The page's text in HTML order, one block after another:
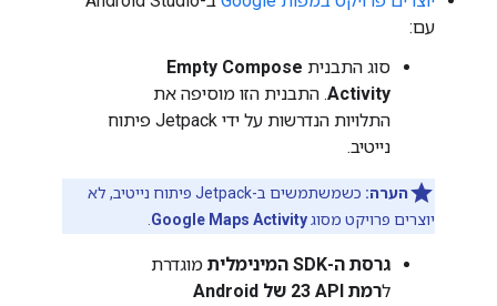
עם:
סוג התבנית Empty Compose
Activity. התבנית הזו מוסיפה את
התלויות הנדרשות על ידי Jetpack פיתוח
נייטיב.
הערה:
כשמשתמשים ב-Jetpack פיתוח נייטיב, לא
יוצרים פרויקט מסוג Google Maps Activity
גרסת ה-SDK המינימלית
מוגדרת
ל